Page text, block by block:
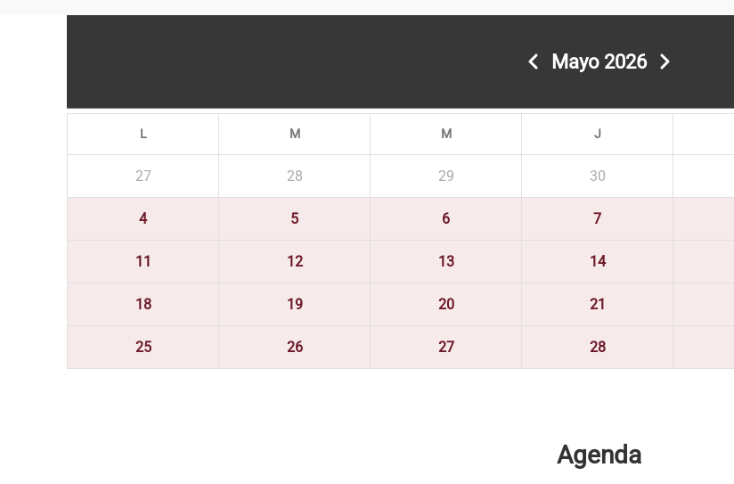
Anterior
Mayo 2026 Siguiente
L M M J
27 28 29 30
4 5 6 7
11 12 13 14
18 19 20 21
25 26 27 28
Agenda